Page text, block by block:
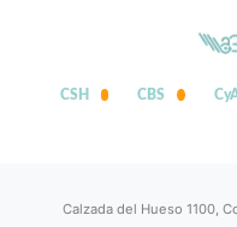
CSH CBS
Calzada del Hueso 1100,